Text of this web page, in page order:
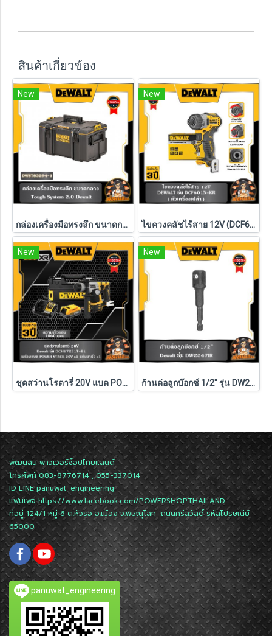
สินค้าเกี่ยวข้อง
New
กล่องเครื่องมือทรงลึก ขนาดกลาง TOUGH SYSTEM Dewalt รุ่น DWST83294-1
New
ไขควงคลัชไร้สาย 12V (DCF601N-KR) Dewalt (ตัวเปล่า)
New
ชุดสว่านโรตารี่ 20V แบต POWERSTACK 1.7Ah Dewalt (DCH172E1T-B1)
New
ก้านต่อลูกบ๊อกซ์ 1/2" รุ่น DW2547IR G DEWALT
พัฒนสิน พาวเวอร์ช็อปไทยแลนด์
โทรศัพท์ 083-8776714 , 055-337014
ID LINEpanuwat_engineering
แฟนเพจhttps://www.facebook.com/POWERSHOPTHAILAND
ที่อยู่ 124/1 หมู่ 6 ต.หัวรอ อ.เมือง จ.พิษณุโลก ถนนศรีสวัสดิ์ รหัสไปรษณีย์
65000
panuwat_engineering